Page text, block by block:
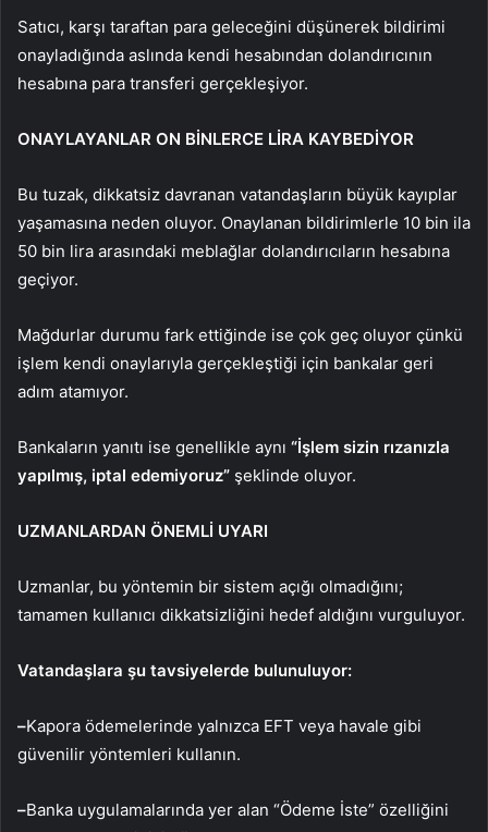
Satıcı, karşı taraftan para geleceğini düşünerek bildirimi
onayladığında aslında kendi hesabından dolandırıcının
hesabına para transferi gerçekleşiyor.
ONAYLAYANLAR ON BİNLERCE LİRA KAYBEDİYOR
Bu tuzak, dikkatsiz davranan vatandaşların büyük kayıplar
yaşamasına neden oluyor. Onaylanan bildirimlerle 10 bin ila
50 bin lira arasındaki meblağlar dolandırıcıların hesabına
geçiyor.
Mağdurlar durumu fark ettiğinde ise çok geç oluyor çünkü
işlem kendi onaylarıyla gerçekleştiği için bankalar geri
adım atamıyor.
Bankaların yanıtı ise genellikle aynı “İşlem sizin rızanızla
yapılmış, iptal edemiyoruz” şeklinde oluyor.
UZMANLARDAN ÖNEMLİ UYARI
Uzmanlar, bu yöntemin bir sistem açığı olmadığını;
tamamen kullanıcı dikkatsizliğini hedef aldığını vurguluyor.
Vatandaşlara şu tavsiyelerde bulunuluyor:
–Kapora ödemelerinde yalnızca EFT veya havale gibi
güvenilir yöntemleri kullanın.
–Banka uygulamalarında yer alan “Ödeme İste” özelliğini